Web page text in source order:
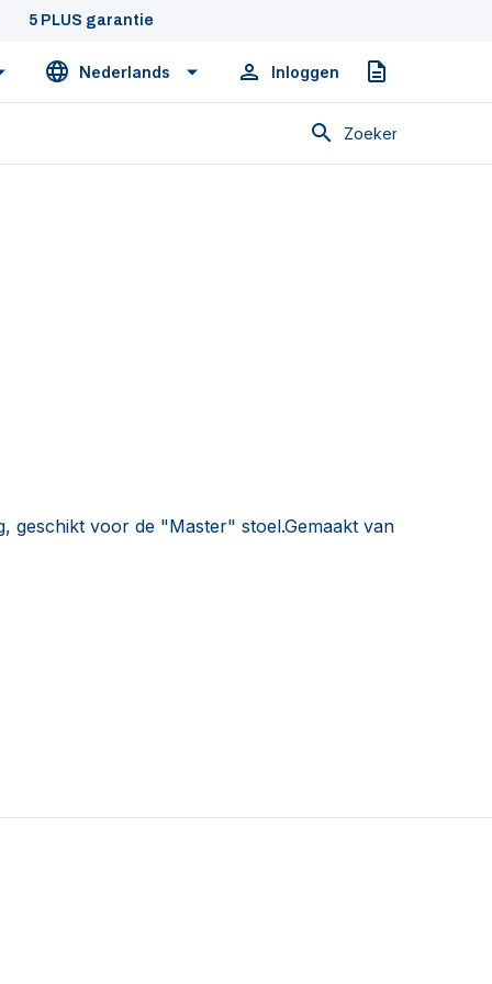
5 PLUS garantie
Nederlands Inloggen Offerte
Zoeken
geschikt voor de "Master" stoel.Gemaakt van